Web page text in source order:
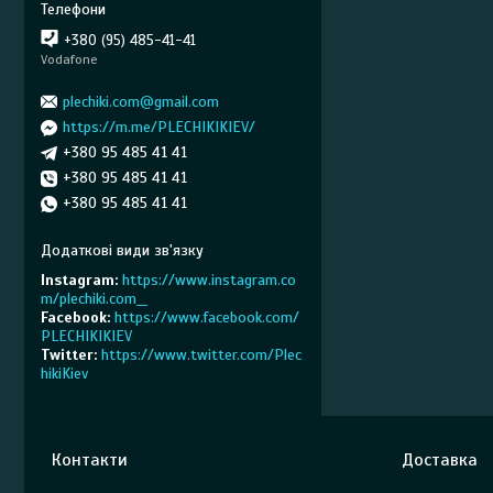
+380 (95) 485-41-41
Vodafone
plechiki.com@gmail.com
https://m.me/PLECHIKIKIEV/
+380 95 485 41 41
+380 95 485 41 41
+380 95 485 41 41
Instagram https://www.instagram.co
m/plechiki.com__
Facebook https://www.facebook.com/
PLECHIKIKIEV
Twitter https://www.twitter.com/Plec
hikiKiev
Контакти Доставка